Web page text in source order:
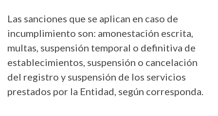
Las sanciones que se aplican en caso de
incumplimiento son: amonestación escrita,
multas, suspensión temporal o definitiva de
establecimientos, suspensión o cancelación
del registro y suspensión de los servicios
prestados por la Entidad, según corresponda.